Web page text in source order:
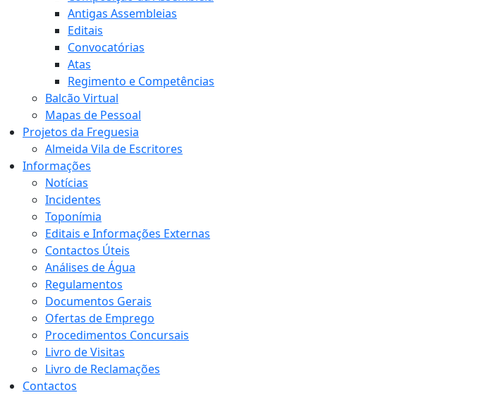
Antigas Assembleias
Editais
Convocatórias
Atas
Regimento e Competências
Balcão Virtual
Mapas de Pessoal
Projetos da Freguesia
Almeida Vila de Escritores
Informações
Notícias
Incidentes
Toponímia
Editais e Informações Externas
Contactos Úteis
Análises de Água
Regulamentos
Documentos Gerais
Ofertas de Emprego
Procedimentos Concursais
Livro de Visitas
Livro de Reclamações
Contactos